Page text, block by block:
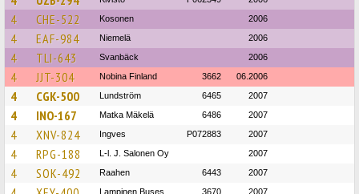
4 CHE-522 Kosonen 2006
4 EAF-984 Niemelä 2006
4 TLI-643 Svanbäck 2006
4 JJT-304 Nobina Finland 3662 06.2006
4 CGK-500 Lundström 6465 2007
4 INO-167 Matka Mäkelä 6486 2007
4 XNV-824 Ingves P072883 2007
4 RPG-188 L-l. J. Salonen Oy 2007
4 SOK-492 Raahen 6443 2007
Lampinen Buses 3670 2007